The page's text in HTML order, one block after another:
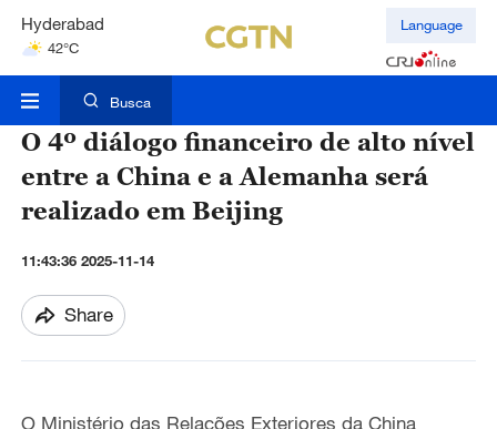
Hyderabad
42°C
Mumbai
Language
Busca
O 4º diálogo financeiro de alto nível
entre a China e a Alemanha será
realizado em Beijing
11:43:36 2025-11-14
Share
O Ministério das Relações Exteriores da China